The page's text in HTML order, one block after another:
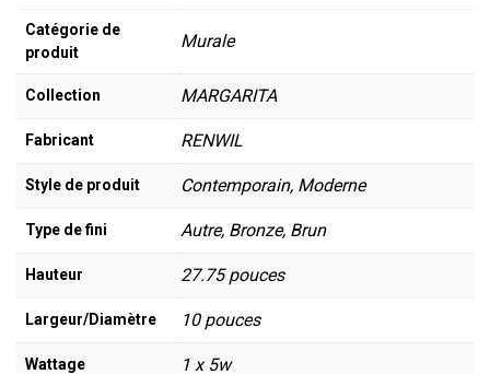
Catégorie de
produit
Murale
Collection MARGARITA
Fabricant RENWIL
Style de produit Contemporain, Moderne
Type de fini Autre, Bronze, Brun
Hauteur 27.75 pouces
Largeur/Diamètre 10 pouces
Wattage 1 x 5w